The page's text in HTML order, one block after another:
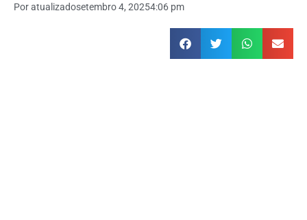
Poratualizadosetembro 4, 20254:06 pm